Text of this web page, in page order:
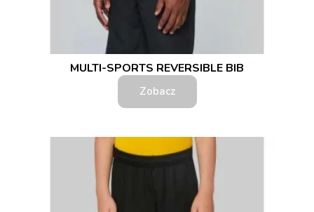
MULTI-SPORTS REVERSIBLE BIB
Zobacz